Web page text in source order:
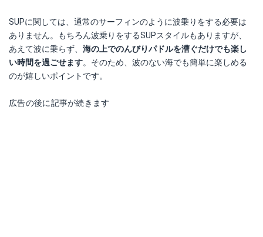
SUPに関しては、通常のサーフィンのように波乗りをする必要は
ありません。もちろん波乗りをするSUPスタイルもありますが、
あえて波に乗らず、 海の上でのんびりパドルを漕ぐだけでも楽し
い時間を過ごせます。そのため、波のない海でも簡単に楽しめる
のが嬉しいポイントです。
広告の後に記事が続きます